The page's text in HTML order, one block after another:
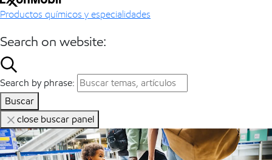
Productos químicos y especialidades
Search on website:
Search by phrase:
Buscar
close buscar panel